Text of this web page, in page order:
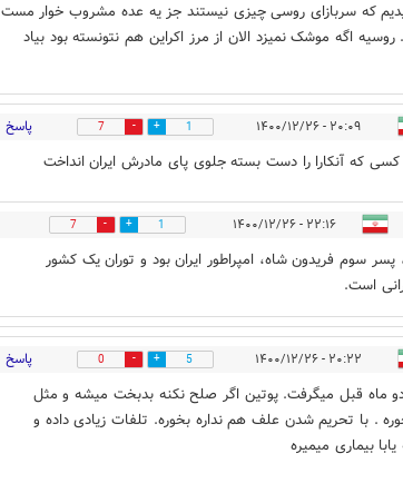
که سربازای روسی چیزی نیستند جز یه عده مشروب خوار مست
اگه موشک نمیزد الان از مرز اکراین هم نتونسته بود بیاد
۲۰:۰۹ - ۱۴۰۰/۱۲/۲۶ 1
7 پاسخ
کسی که آنکارا را دست بسته جلوی پای مادرش ایران انداخت
۲۲:۱۶ - ۱۴۰۰/۱۲/۲۶ 1
7
سوم فریدون شاه، امپراطور ایران بود و توران یک کشور
است.
۲۰:۲۲ - ۱۴۰۰/۱۲/۲۶ 5
0 پاسخ
ماه قبل میگرفت. پوتین اگر صلح نکنه بدبخت میشه و مثل
باید بخوره . با تحریم شدن علف هم نداره بخوره. تلفات زیادی داده و
بیماری میمیره